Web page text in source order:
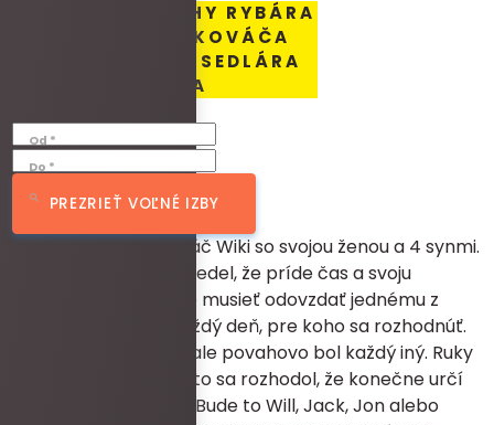
OBJAVTE PRÍBEHY RYBÁRA
RICHMONDA, KOVÁČA
WIKIHO ALEBO SEDLÁRA
CHRISA
Od *
Do *
PREZRIEŤ VOĽNÉ IZBY
Na predmestí žil Kováč Wiki so svojou ženou a 4 synmi.
Už od ich narodenia vedel, že príde čas a svoju
kováčsku dielňu bude musieť odovzdať jednému z
nich. To ho trápilo každý deň, pre koho sa rozhodnúť.
Mal ich rád rovnako, ale povahovo bol každý iný. Ruky
mu už nestačili, a preto sa rozhodol, že konečne určí
svojho nasledovníka. Bude to Will, Jack, Jon alebo